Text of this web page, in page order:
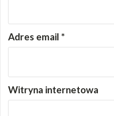
Adres email *
Witryna internetowa